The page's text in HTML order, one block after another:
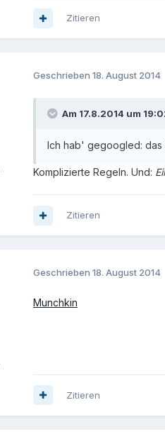
Zitieren
Geschrieben 18. August 2014
Am 17.8.2014 um
Ich hab' gegoogled: das
Komplizierte Regeln. Und:
Zitieren
Geschrieben 18. August 2014
Munchkin
Zitieren